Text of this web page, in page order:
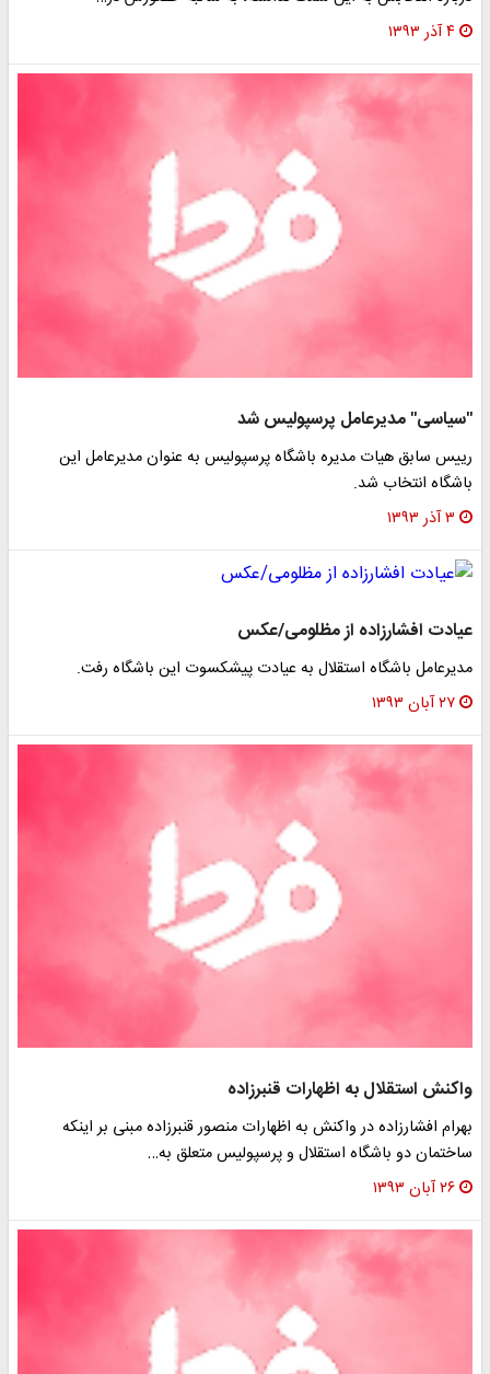
۴ آذر ۱۳۹۳
"سیاسی" مدیرعامل پرسپولیس شد
رییس سابق هیات مدیره باشگاه پرسپولیس به عنوان مدیرعامل این
باشگاه انتخاب شد.
۳ آذر ۱۳۹۳
عیادت افشارزاده از مظلومی/عکس
مدیرعامل باشگاه استقلال به عیادت پیشکسوت این باشگاه رفت.
۲۷ آبان ۱۳۹۳
واکنش استقلال به اظهارات قنبرزاده
بهرام افشارزاده در واکنش به اظهارات منصور قنبرزاده مبنی بر اینکه
ساختمان دو باشگاه استقلال و پرسپولیس متعلق به…
۲۶ آبان ۱۳۹۳